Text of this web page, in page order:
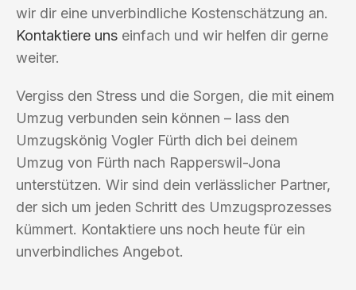
wir dir eine unverbindliche Kostenschätzung an.
Kontaktiere uns einfach und wir helfen dir gerne
weiter.
Vergiss den Stress und die Sorgen, die mit einem
Umzug verbunden sein können – lass den
Umzugskönig Vogler Fürth dich bei deinem
Umzug von Fürth nach Rapperswil-Jona
unterstützen. Wir sind dein verlässlicher Partner,
der sich um jeden Schritt des Umzugsprozesses
kümmert. Kontaktiere uns noch heute für ein
unverbindliches Angebot.